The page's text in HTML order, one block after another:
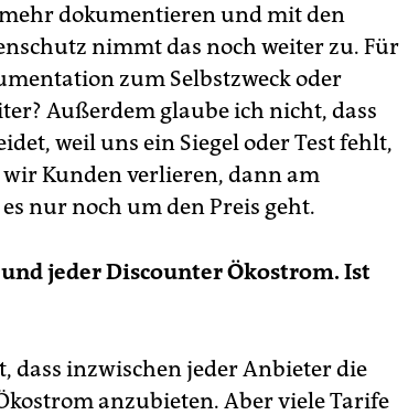
dokumentieren und mit den
nimmt das noch weiter zu. Für
zum Selbstzweck oder
Außerdem glaube ich nicht, dass
weil uns ein Siegel oder Test fehlt,
Kunden verlieren, dann am
nur noch um den Preis geht.
jeder Discounter Ökostrom. Ist
dass inzwischen jeder Anbieter die
anzubieten. Aber viele Tarife